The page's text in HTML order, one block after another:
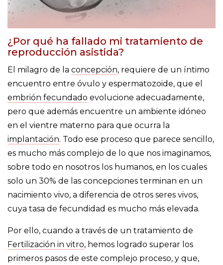
¿Por qué ha fallado mi tratamiento de
reproducción asistida?
El milagro de la concepción, requiere de un íntimo
encuentro entre óvulo y espermatozoide, que el
embrión fecundado evolucione adecuadamente,
pero que además encuentre un ambiente idóneo
en el vientre materno para que ocurra la
implantación. Todo ese proceso que parece sencillo,
es mucho más complejo de lo que nos imaginamos,
sobre todo en nosotros los humanos, en los cuales
solo un 30% de las concepciones terminan en un
nacimiento vivo, a diferencia de otros seres vivos,
cuya tasa de fecundidad es mucho más elevada.
Por ello, cuando a través de un tratamiento de
Fertilización in vitro, hemos logrado superar los
primeros pasos de este complejo proceso, y que,